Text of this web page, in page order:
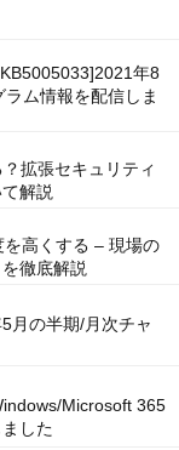
年8
ム情報を配信しま
拡張セキュリティ
解説
を高くする – 現場の
徹底解説
月の半期/月次チャ
Microsoft 365
した